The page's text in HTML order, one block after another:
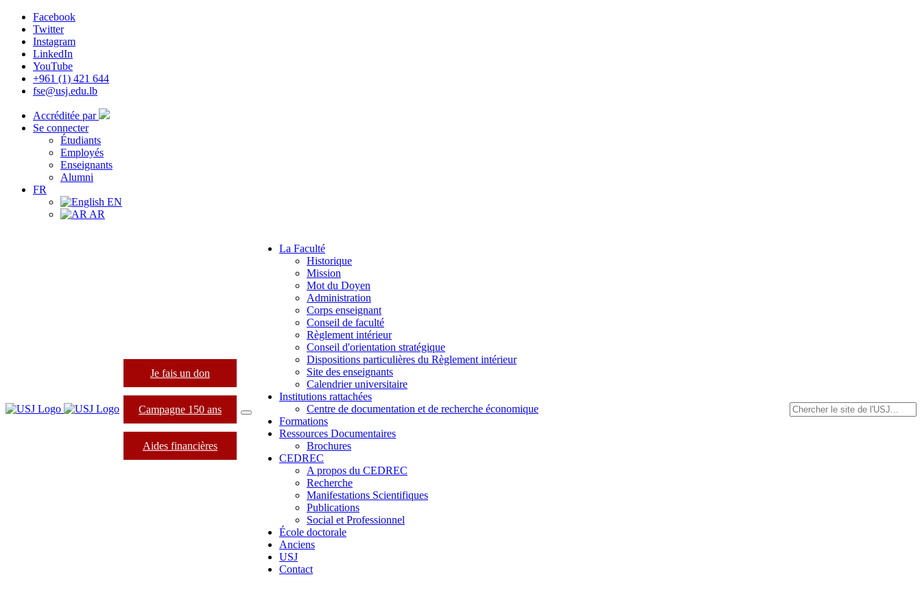
Facebook
Twitter
Instagram
LinkedIn
YouTube
+961 (1) 421 644
fse@usj.edu.lb
Accréditée par
Se connecter
Étudiants
Employés
Enseignants
Alumni
FR
EN
AR
Je fais un don
Campagne 150 ans
Aides financières
La Faculté
Historique
Mission
Mot du Doyen
Administration
Corps enseignant
Conseil de faculté
Règlement intérieur
Conseil d'orientation stratégique
Dispositions particulières du Règlement intérieur
Site des enseignants
Calendrier universitaire
Institutions rattachées
Centre de documentation et de recherche économique
Formations
Ressources Documentaires
Brochures
CEDREC
A propos du CEDREC
Recherche
Manifestations Scientifiques
Publications
Social et Professionnel
École doctorale
Anciens
USJ
Contact